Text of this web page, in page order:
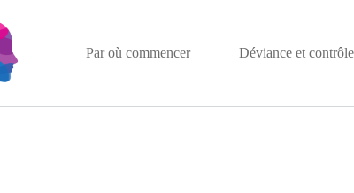
Par où commencer
Déviance et contrôle